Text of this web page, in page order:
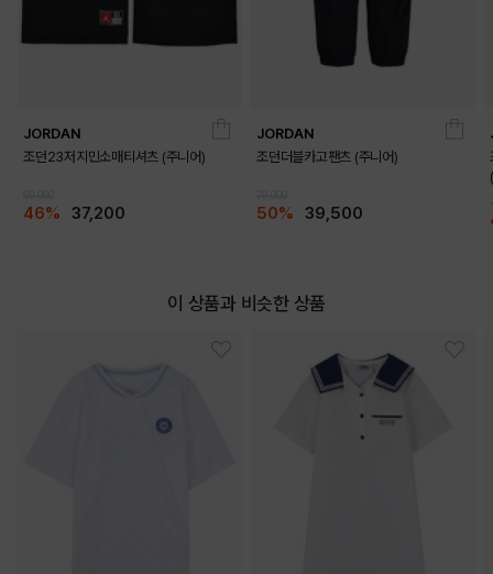
JORDAN
조던23저지민소매티셔츠 (주니어)
46% 37,200
JORDAN
조던더블카고팬츠 (주니어)
50% 39,500
이 상품과 비슷한 상품